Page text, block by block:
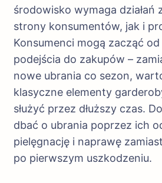
środowisko wymaga działań
strony konsumentów, jak i
Konsumenci mogą zacząć
podejścia do zakupów –
nowe ubrania co sezon,
klasyczne elementy
służyć przez dłuższy czas.
dbać o ubrania poprzez ich
pielęgnację i naprawę
po pierwszym uszkodzeniu.